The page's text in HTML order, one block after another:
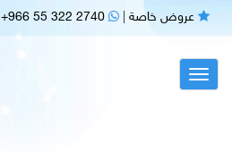
+966 55 322 2740 | عروض خاصة